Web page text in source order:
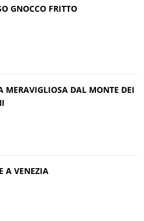
GNOCCO FRITTO
MERAVIGLIOSA DAL MONTE DEI
A VENEZIA